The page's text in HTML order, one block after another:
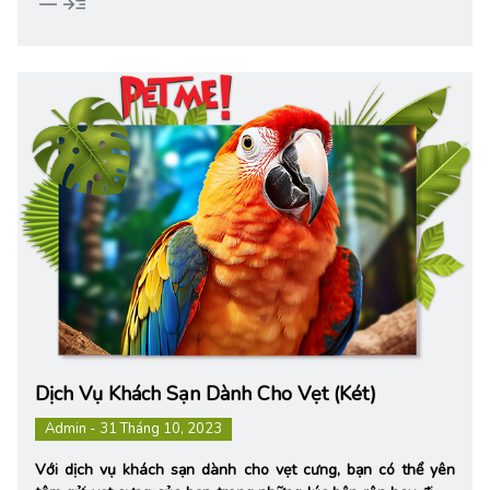
Dịch Vụ Khách Sạn Dành Cho Vẹt (Két)
Admin - 31 Tháng 10, 2023
Với dịch vụ khách sạn dành cho vẹt cưng, bạn có thể yên